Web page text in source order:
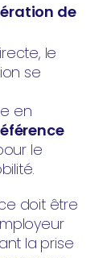
de
le
se
en
le
doit être
la prise